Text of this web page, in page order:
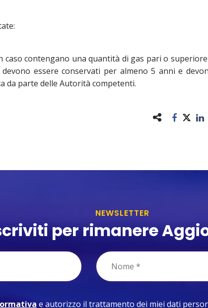
contengano una quantità di gas pari o
essere conservati per almeno 5 anni e
da parte delle Autorità competenti.
NEWSLETTER
per rimanere
e autorizzo il trattamento dei miei dati